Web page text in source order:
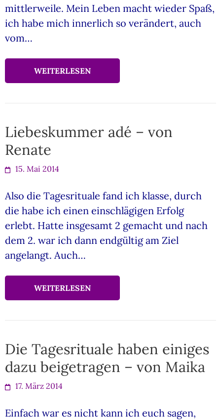
mittlerweile. Mein Leben macht wieder Spaß,
ich habe mich innerlich so verändert, auch
vom…
WEITERLESEN
Liebeskummer adé – von
Renate
15. Mai 2014
Also die Tagesrituale fand ich klasse, durch
die habe ich einen einschlägigen Erfolg
erlebt. Hatte insgesamt 2 gemacht und nach
dem 2. war ich dann endgültig am Ziel
angelangt. Auch…
WEITERLESEN
Die Tagesrituale haben einiges
dazu beigetragen – von Maika
17. März 2014
Einfach war es nicht kann ich euch sagen,